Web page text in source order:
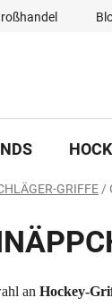
GRIFFE /
an Hockey-